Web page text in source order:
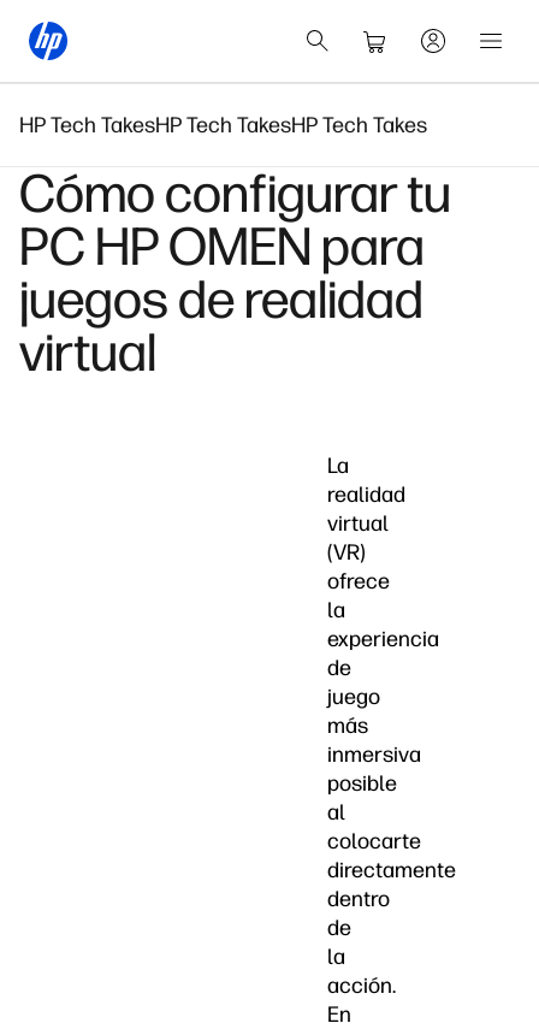
HP Tech TakesHP Tech TakesHP Tech Takes
Cómo configurar tu
PC HP OMEN para
juegos de realidad
virtual
La
realidad
virtual
(VR)
ofrece
la
experiencia
de
juego
más
inmersiva
posible
al
colocarte
directamente
dentro
de
la
acción.
En